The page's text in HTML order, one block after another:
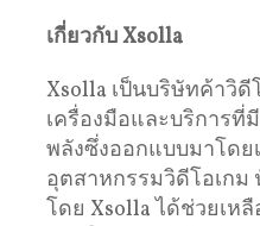
เกี่ยวกับ Xsolla
Xsolla เป็นบริษัทค้าวิ
เครื่องมือและบริการที่
พลังซึ่งออกแบบมาโดย
อุตสาหกรรมวิดีโอเก
โดย Xsolla ได้ช่วยเห